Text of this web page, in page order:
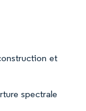
et
spectrale